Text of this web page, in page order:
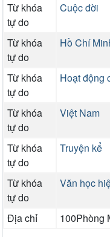
Từ khóa
tự do
Cuộc đời
Từ khóa
tự do
Hồ Chí
Từ khóa
tự do
Hoạt động
Từ khóa
tự do
Việt Nam
Từ khóa
tự do
Truyện kể
Từ khóa
tự do
Văn học
Địa chỉ 100Phòng